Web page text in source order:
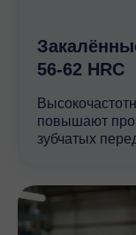
решения любых
редукторы у
консультациями
56-62 HRC
повышают
зубчатых